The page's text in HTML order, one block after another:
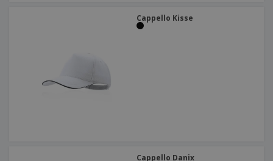
Cappello Kisse
Cappello Danix